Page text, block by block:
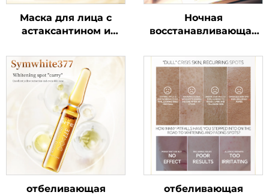
Маска для лица с
астаксантином и
кислотой
Ночная
восстанавливающая
отбеливающая
отбеливающая